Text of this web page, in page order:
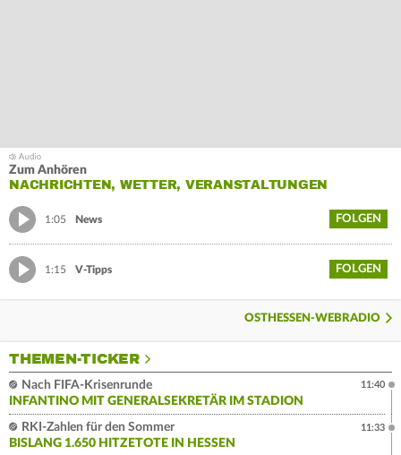
Zum Anhören
NACHRICHTEN, WETTER, VERANSTALTUNGEN
1:05 News FOLGEN
1:15 V-Tipps FOLGEN
OSTHESSEN-WEBRADIO
THEMEN-TICKER
Nach FIFA-Krisenrunde
INFANTINO MIT GENERALSEKRETÄR IM STADION
11:40
RKI-Zahlen für den Sommer
BISLANG 1.650 HITZETOTE IN HESSEN
11:33